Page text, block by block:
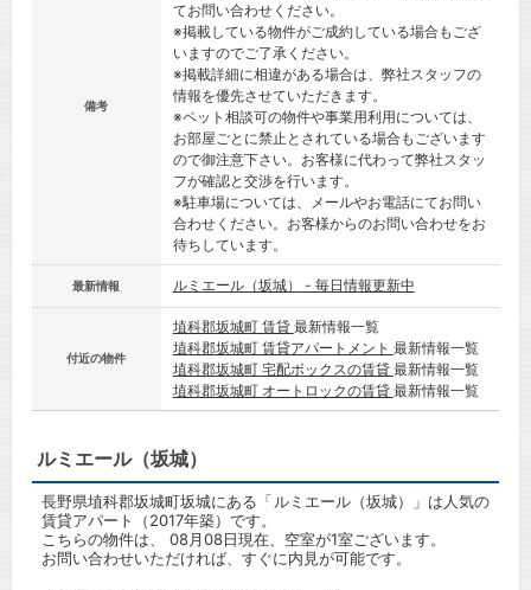
備考
てお問い合わせください。
※掲載している物件がご成約している場合もござ
いますのでご了承ください。
※掲載詳細に相違がある場合は、弊社スタッフの
情報を優先させていただきます。
※ペット相談可の物件や事業用利用については、
お部屋ごとに禁止とされている場合もございます
ので御注意下さい。お客様に代わって弊社スタッ
フが確認と交渉を行います。
※駐車場については、メールやお電話にてお問い
合わせください。お客様からのお問い合わせをお
待ちしています。
最新情報 ルミエール（坂城） - 毎日情報更新中
付近の物件
埴科郡坂城町 賃貸 最新情報一覧
埴科郡坂城町 賃貸アパートメント 最新情報一覧
埴科郡坂城町 宅配ボックスの賃貸 最新情報一覧
埴科郡坂城町 オートロックの賃貸 最新情報一覧
ルミエール（坂城）
長野県埴科郡坂城町坂城にある「ルミエール（坂城）」は人気の
賃貸アパート（2017年築）です。
こちらの物件は、 08月08日現在、空室が1室ございます。
お問い合わせいただければ、すぐに内見が可能です。